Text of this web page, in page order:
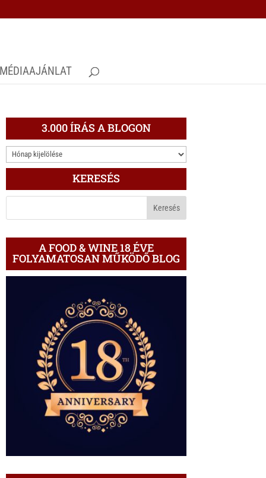
MÉDIAAJÁNLAT
3.000 ÍRÁS A BLOGON
3.000
ÍRÁS
BLOGON
KERESÉS
A FOOD & WINE 18 ÉVE
FOLYAMATOSAN MŰKÖDŐ BLOG